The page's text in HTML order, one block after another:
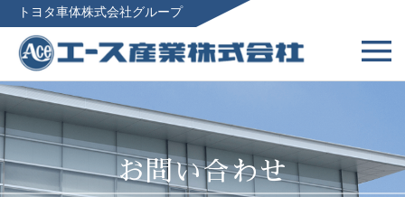
トヨタ車体株式会社グループ
お問い合わせ